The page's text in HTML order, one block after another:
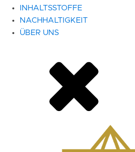
INHALTSSTOFFE
NACHHALTIGKEIT
ÜBER UNS